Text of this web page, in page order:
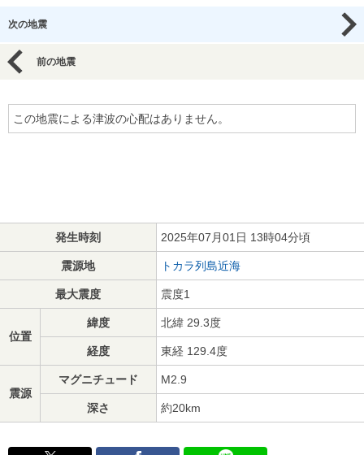
次の地震
前の地震
この地震による津波の心配はありません。
発生時刻 2025年07月01日 13時04分頃
震源地 トカラ列島近海
最大震度 震度1
位置
緯度 北緯 29.3度
経度 東経 129.4度
震源
マグニチュード M2.9
深さ 約20km